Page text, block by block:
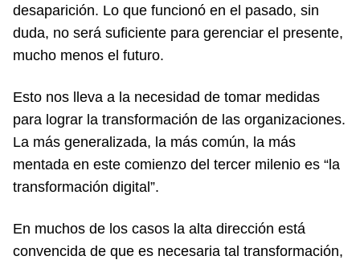
desaparición. Lo que funcionó en el pasado, sin
duda, no será suficiente para gerenciar el presente,
mucho menos el futuro.
Esto nos lleva a la necesidad de tomar medidas
para lograr la transformación de las organizaciones.
La más generalizada, la más común, la más
mentada en este comienzo del tercer milenio es “la
transformación digital”.
En muchos de los casos la alta dirección está
convencida de que es necesaria tal transformación,